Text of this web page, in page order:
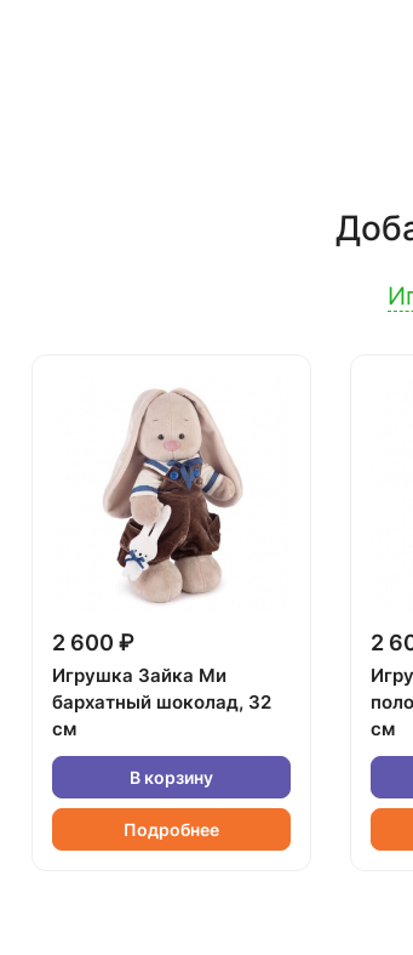
2 600 ₽
Игрушка Зайка Ми
бархатный шоколад, 32
см
В корзину
Подробнее
2
см